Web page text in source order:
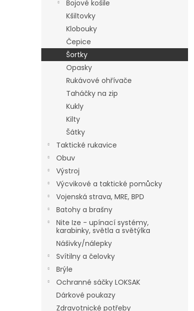
Bojové košile
Kšiltovky
Klobouky
Čepice
Šortky
Opasky
Rukávové ohřívače
Taháčky na zip
Kukly
Kilty
Šátky
Taktické rukavice
Obuv
Výstroj
Výcvikové a taktické pomůcky
Vojenská strava, MRE, BPD
Batohy a brašny
Nite Ize - upínací systémy,
karabinky, světla a světýlka
Nášivky/nálepky
Svítilny a čelovky
Brýle
Ochranné sáčky LOKSAK
Dárkové poukazy
Zdravotnické potřeby